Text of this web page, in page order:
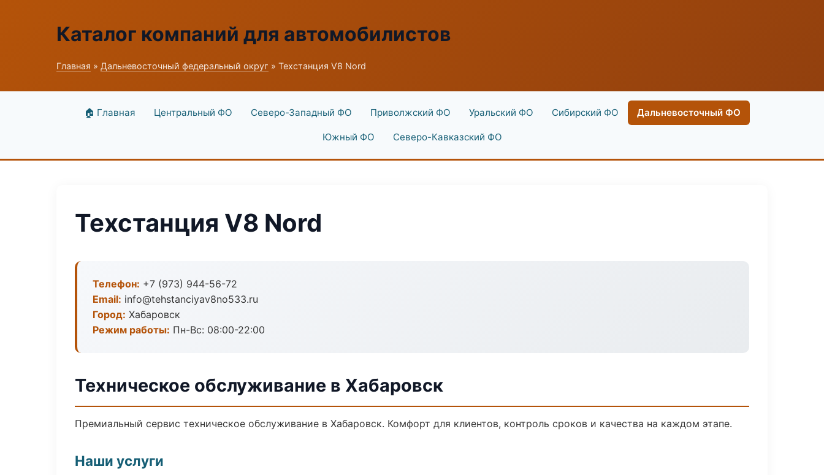
Каталог компаний для автомобилистов
Главная » Дальневосточный федеральный округ » Техстанция V8 Nord
🏠 Главная Центральный ФО Северо-Западный ФО Приволжский ФО Уральский ФО Сибирский ФО Дальневосточный ФО
Южный ФО Северо-Кавказский ФО
Техстанция V8 Nord
Телефон: +7 (973) 944-56-72
Email: info@tehstanciyav8no533.ru
Город: Хабаровск
Режим работы: Пн-Вс: 08:00-22:00
Техническое обслуживание в Хабаровск
Премиальный сервис техническое обслуживание в Хабаровск. Комфорт для клиентов, контроль сроков и качества на каждом этапе.
Наши услуги